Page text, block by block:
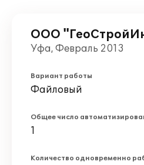
ООО
Уфа, Февраль 2013
Вариант работы
Файловый
Общее число
1
Количество одновременно